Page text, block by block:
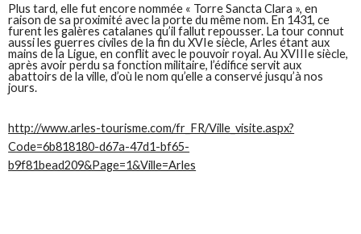
Plus tard, elle fut encore nommée « Torre Sancta Clara », en
raison de sa proximité avec la porte du même nom. En 1431, ce
furent les galères catalanes qu’il fallut repousser. La tour connut
aussi les guerres civiles de la fin du XVIe siècle, Arles étant aux
mains de la Ligue, en conflit avec le pouvoir royal. Au XVIIIe siècle,
après avoir perdu sa fonction militaire, l’édifice servit aux
abattoirs de la ville, d’où le nom qu’elle a conservé jusqu’à nos
jours.
http://www.arles-tourisme.com/fr_FR/Ville_visite.aspx?
Code=6b818180-d67a-47d1-bf65-
b9f81bead209&Page=1&Ville=Arles